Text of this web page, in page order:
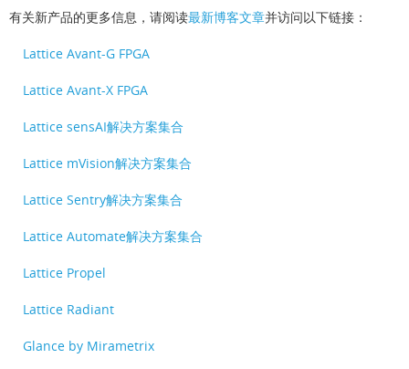
有关新产品的更多信息，请阅读最新博客文章并访问以下链接：
Lattice Avant-G FPGA
Lattice Avant-X FPGA
Lattice sensAI解决方案集合
Lattice mVision解决方案集合
Lattice Sentry解决方案集合
Lattice Automate解决方案集合
Lattice Propel
Lattice Radiant
Glance by Mirametrix